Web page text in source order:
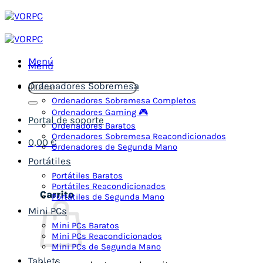
Saltar
al
contenido
Menú
Buscar
por:
Portal de soporte
0,00 €
Carrito
Menú
Ordenadores Sobremesa
Ordenadores Sobremesa Completos
Ordenadores Gaming 🎮
Ordenadores Baratos
Ordenadores Sobremesa Reacondicionados
Ordenadores de Segunda Mano
Portátiles
Portátiles Baratos
Portátiles Reacondicionados
Portátiles de Segunda Mano
Mini PCs
Mini PCs Baratos
Mini PCs Reacondicionados
Mini PCs de Segunda Mano
Tablets